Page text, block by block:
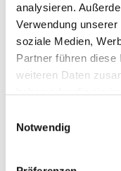
analysieren.
Verwendung
soziale Medien,
Partner führen
weiteren Daten
haben oder die sie
Notwendig
dich vor einem